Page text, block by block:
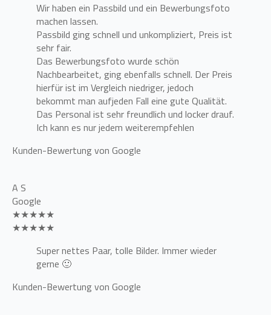
Wir haben ein Passbild und ein Bewerbungsfoto
machen lassen.
Passbild ging schnell und unkompliziert, Preis ist
sehr fair.
Das Bewerbungsfoto wurde schön
Nachbearbeitet, ging ebenfalls schnell. Der Preis
hierfür ist im Vergleich niedriger, jedoch
bekommt man aufjeden Fall eine gute Qualität.
Das Personal ist sehr freundlich und locker drauf.
Ich kann es nur jedem weiterempfehlen
Kunden-Bewertung von Google
A S
Google
★★★★★
★★★★★
Super nettes Paar, tolle Bilder. Immer wieder
gerne 🙂
Kunden-Bewertung von Google